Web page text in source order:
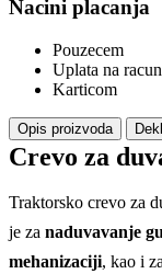
Nacini placanja
Pouzecem
Uplata na racun
Karticom
Opis proizvoda
Crevo za
Traktorsko crevo za
je za naduvavanje
mehanizaciji, kao i